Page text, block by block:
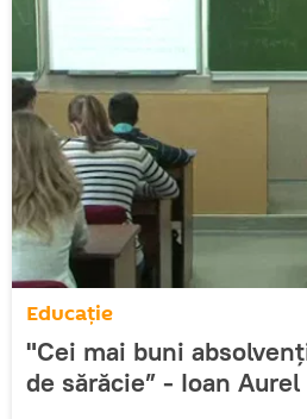
Educație
"Cei mai buni
de sărăcie” - Ioan Aurel